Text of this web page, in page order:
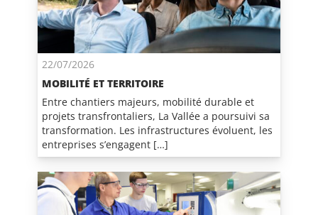
22/07/2026
MOBILITÉ ET TERRITOIRE
Entre chantiers majeurs, mobilité durable et
projets transfrontaliers, La Vallée a poursuivi sa
transformation. Les infrastructures évoluent, les
entreprises s’engagent […]